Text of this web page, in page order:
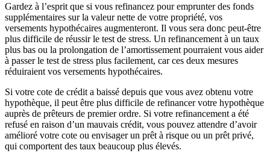
Gardez à l’esprit que si vous refinancez pour emprunter des fonds
supplémentaires sur la valeur nette de votre propriété, vos
versements hypothécaires augmenteront. Il vous sera donc peut-être
plus difficile de réussir le test de stress. Un refinancement à un taux
plus bas ou la prolongation de l’amortissement pourraient vous aider
à passer le test de stress plus facilement, car ces deux mesures
réduiraient vos versements hypothécaires.
Si votre cote de crédit a baissé depuis que vous avez obtenu votre
hypothèque, il peut être plus difficile de refinancer votre hypothèque
auprès de prêteurs de premier ordre. Si votre refinancement a été
refusé en raison d’un mauvais crédit, vous pouvez attendre d’avoir
amélioré votre cote ou envisager un prêt à risque ou un prêt privé,
qui comportent des taux beaucoup plus élevés.